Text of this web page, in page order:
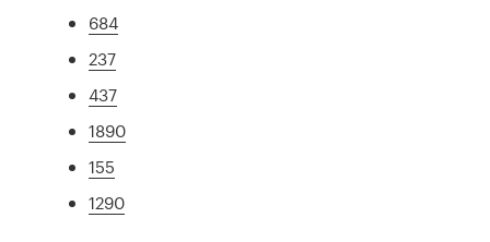
684
237
437
1890
155
1290